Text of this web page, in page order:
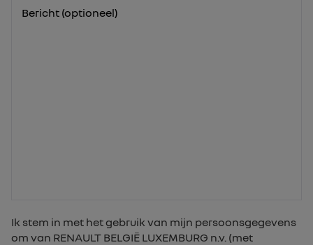
Bericht (optioneel)
Ik stem in met het gebruik van mijn persoonsgegevens
om van RENAULT BELGIË LUXEMBURG n.v. (met